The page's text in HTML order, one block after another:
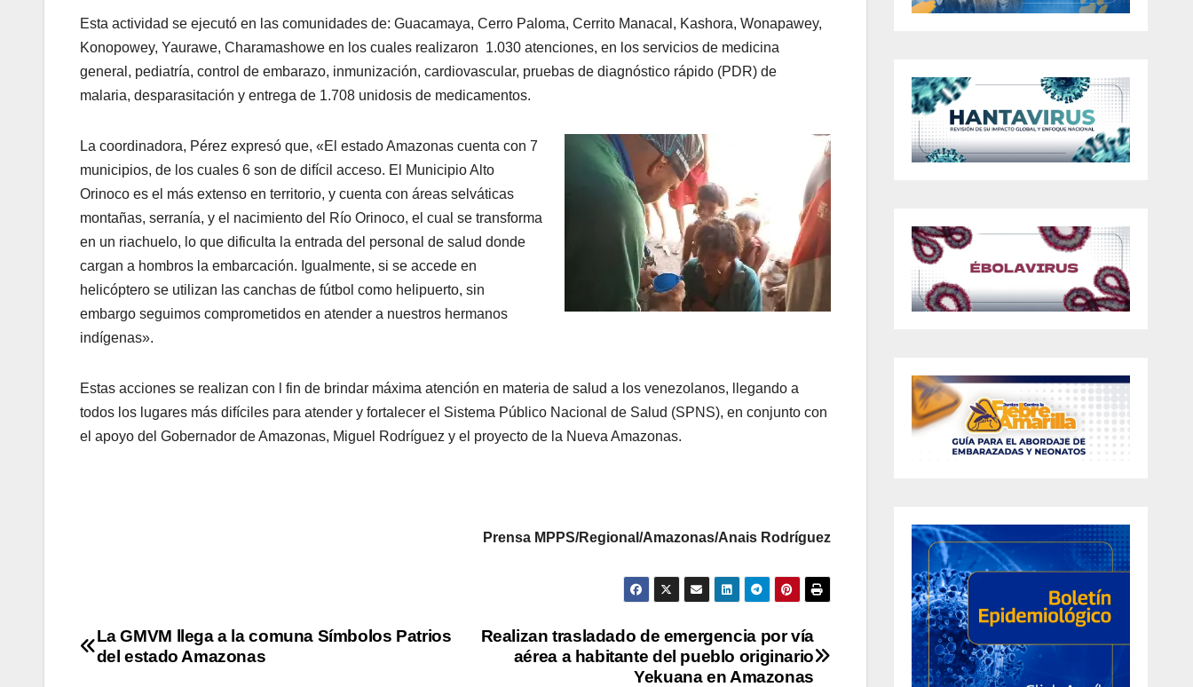
Esta actividad se ejecutó en las comunidades de: Guacamaya, Cerro Paloma, Cerrito Manacal, Kashora, Wonapawey,
Konopowey, Yaurawe, Charamashowe en los cuales realizaron 1.030 atenciones, en los servicios de medicina
general, pediatría, control de embarazo, inmunización, cardiovascular, pruebas de diagnóstico rápido (PDR) de
malaria, desparasitación y entrega de 1.708 unidosis de medicamentos.
La coordinadora, Pérez expresó que, «El estado Amazonas cuenta con 7
municipios, de los cuales 6 son de difícil acceso. El Municipio Alto
Orinoco es el más extenso en territorio, y cuenta con áreas selváticas
montañas, serranía, y el nacimiento del Río Orinoco, el cual se transforma
en un riachuelo, lo que dificulta la entrada del personal de salud donde
cargan a hombros la embarcación. Igualmente, si se accede en
helicóptero se utilizan las canchas de fútbol como helipuerto, sin
embargo seguimos comprometidos en atender a nuestros hermanos
indígenas».
Estas acciones se realizan con l fin de brindar máxima atención en materia de salud a los venezolanos, llegando a
todos los lugares más difíciles para atender y fortalecer el Sistema Público Nacional de Salud (SPNS), en conjunto con
el apoyo del Gobernador de Amazonas, Miguel Rodríguez y el proyecto de la Nueva Amazonas.
Prensa MPPS/Regional/Amazonas/Anais Rodríguez
Realizan trasladado de emergencia por vía
aérea a habitante del pueblo originario
Yekuana en Amazonas
La GMVM llega a la comuna Símbolos Patrios
del estado Amazonas